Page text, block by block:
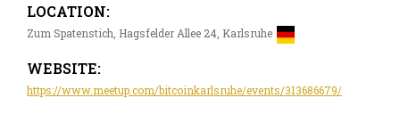
LOCATION:
Zum Spatenstich, Hagsfelder Allee 24, Karlsruhe
WEBSITE:
https://www.meetup.com/bitcoinkarlsruhe/events/313686679/